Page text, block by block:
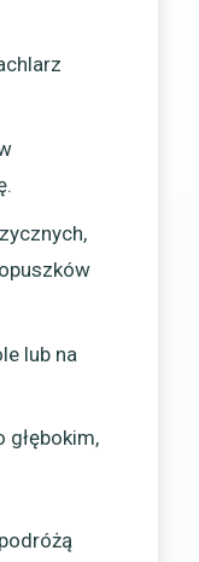
lub na
głębokim,